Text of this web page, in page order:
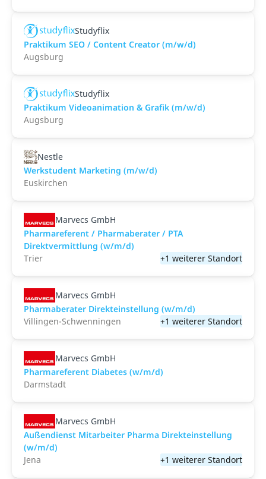
Studyflix
Praktikum SEO / Content Creator (m/w/d)
Augsburg
Studyflix
Praktikum Videoanimation & Grafik (m/w/d)
Augsburg
Nestle
Werkstudent Marketing (m/w/d)
Euskirchen
Marvecs GmbH
Pharmareferent / Pharmaberater / PTA
Direktvermittlung (w/m/d)
Trier
+1 weiterer Standort
Marvecs GmbH
Pharmaberater Direkteinstellung (w/m/d)
Villingen-Schwenningen
+1 weiterer Standort
Marvecs GmbH
Pharmareferent Diabetes (w/m/d)
Darmstadt
Marvecs GmbH
Außendienst Mitarbeiter Pharma Direkteinstellung
(w/m/d)
Jena
+1 weiterer Standort